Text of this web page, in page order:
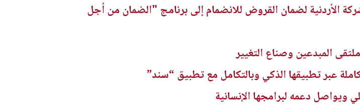
الأردنية لضمان القروض للانضمام إلى برنامج "الضمان من أجل
المبدعين وصناع التغيير
عبر تطبيقها الذكي وبالتكامل مع تطبيق “سند”
دعمه لبرامجها الإنسانية